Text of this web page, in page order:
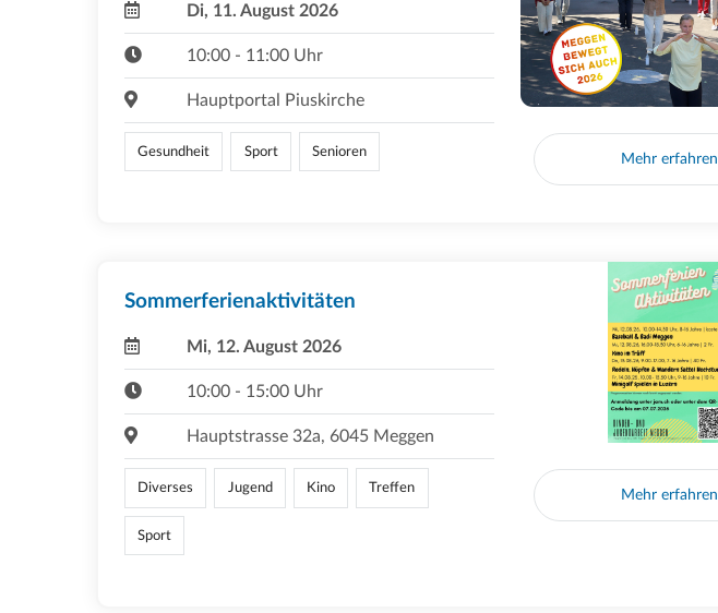
Di, 11. August 2026
10:00 - 11:00 Uhr
Hauptportal Piuskirche
Gesundheit Sport Senioren Mehr erfahren
Sommerferienaktivitäten
Mi, 12. August 2026
10:00 - 15:00 Uhr
Hauptstrasse 32a, 6045 Meggen
Diverses Jugend Kino Treffen
Sport
Mehr erfahren